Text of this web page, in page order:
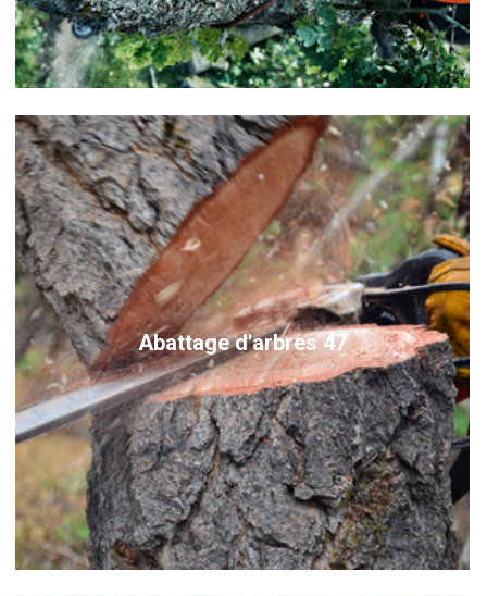
Abattage d'arbres 47